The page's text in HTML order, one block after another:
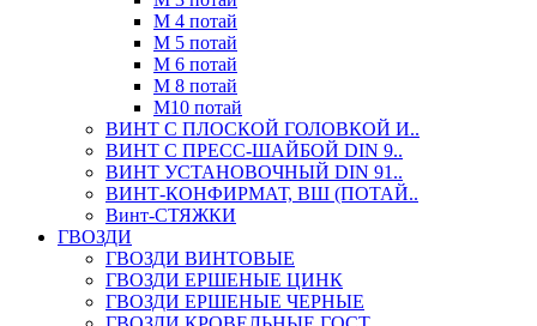
М 4 потай
М 5 потай
М 6 потай
М 8 потай
М10 потай
ВИНТ С ПЛОСКОЙ ГОЛОВКОЙ И..
ВИНТ С ПРЕСС-ШАЙБОЙ DIN 9..
ВИНТ УСТАНОВОЧНЫЙ DIN 91..
ВИНТ-КОНФИРМАТ, ВШ (ПОТАЙ..
Винт-СТЯЖКИ
ГВОЗДИ
ГВОЗДИ ВИНТОВЫЕ
ГВОЗДИ ЕРШЕНЫЕ ЦИНК
ГВОЗДИ ЕРШЕНЫЕ ЧЕРНЫЕ